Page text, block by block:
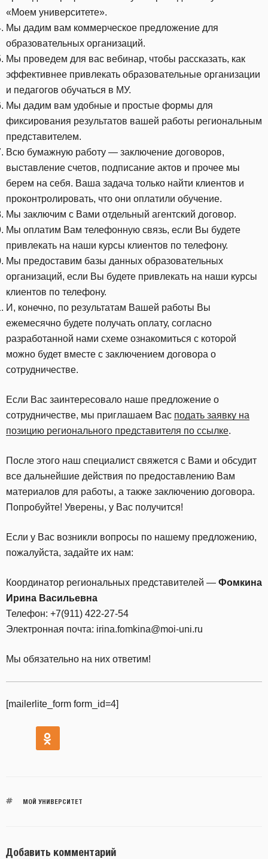
«Моем университете».
Мы дадим вам коммерческое предложение для
образовательных организаций.
Мы проведем для вас вебинар, чтобы рассказать, как
эффективнее привлекать образовательные организации
и педагогов обучаться в МУ.
Мы дадим вам удобные и простые формы для
фиксирования результатов вашей работы региональным
представителем.
Всю бумажную работу — заключение договоров,
выставление счетов, подписание актов и прочее мы
берем на себя. Ваша задача только найти клиентов и
проконтролировать, что они оплатили обучение.
Мы заключим с Вами отдельный агентский договор.
Мы оплатим Вам телефонную связь, если Вы будете
привлекать на наши курсы клиентов по телефону.
Мы предоставим базы данных образовательных
организаций, если Вы будете привлекать на наши курсы
клиентов по телефону.
И, конечно, по результатам Вашей работы Вы
ежемесячно будете получать оплату, согласно
разработанной нами схеме ознакомиться с которой
можно будет вместе с заключением договора о
сотрудничестве.
Если Вас заинтересовало наше предложение о
сотрудничестве, мы приглашаем Вас подать заявку на
позицию регионального представителя по ссылке.
После этого наш специалист свяжется с Вами и обсудит
все дальнейшие действия по предоставлению Вам
материалов для работы, а также заключению договора.
Попробуйте! Уверены, у Вас получится!
Если у Вас возникли вопросы по нашему предложению,
пожалуйста, задайте их нам:
Координатор региональных представителей — Фомкина
Ирина Васильевна
Телефон: +7(911) 422-27-54
Электронная почта: irina.fomkina@moi-uni.ru
Мы обязательно на них ответим!
[mailerlite_form form_id=4]
МОЙ УНИВЕРСИТЕТ
Добавить комментарий